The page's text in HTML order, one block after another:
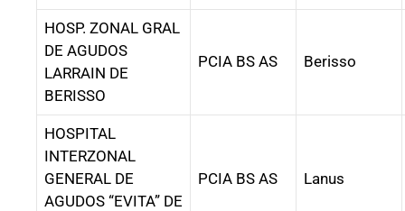
HOSP. ZONAL GRAL
DE AGUDOS
LARRAIN DE
BERISSO
PCIA BS AS Berisso
HOSPITAL
INTERZONAL
GENERAL DE
AGUDOS “EVITA” DE
PCIA BS AS Lanus